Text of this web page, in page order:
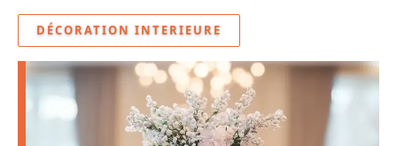
DÉCORATION INTERIEURE